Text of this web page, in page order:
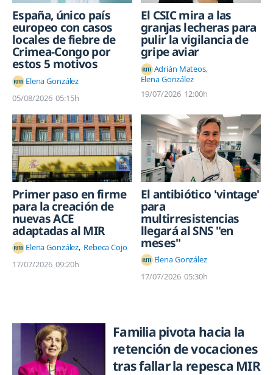
España, único país
europeo con casos
locales de fiebre de
Crimea-Congo por
estos 5 motivos
Elena González
05/08/2026 05:15h
El CSIC mira a las
granjas lecheras para
pulir la vigilancia de
gripe aviar
Adrián Mateos
Elena González
19/07/2026 12:00h
Primer paso en firme
para la creación de
nuevas ACE
adaptadas al MIR
Elena González Rebeca Cojo
17/07/2026 09:20h
El antibiótico 'vintage'
para
multirresistencias
llegará al SNS "en
meses"
Elena González
17/07/2026 05:30h
Familia pivota hacia la
retención de vocaciones
tras fallar la repesca MIR